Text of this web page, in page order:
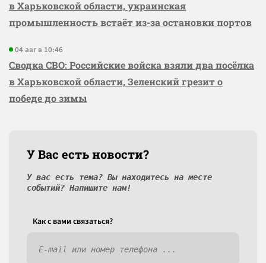
в Харьковской области, украинская
промышленность встаёт из-за остановки портов
04 авг в 10:46
Сводка СВО: Российские войска взяли два посёлка
в Харьковской области, Зеленский грезит о
победе до зимы
У Вас есть новости?
У вас есть тема? Вы находитесь на месте
событий? Напишите нам!
Как c вами связаться?